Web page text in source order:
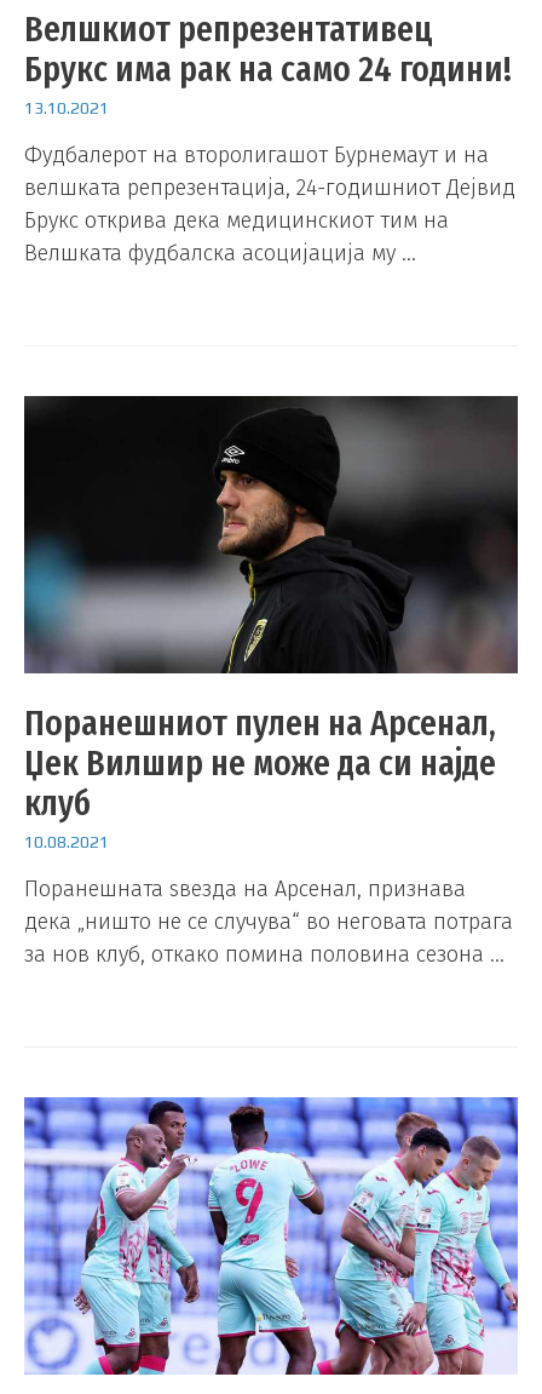
Велшкиот репрезентативец
Брукс има рак на само 24 години!
13.10.2021
Фудбалерот на второлигашот Бурнемаут и на
велшката репрезентација, 24-годишниот Дејвид
Брукс открива дека медицинскиот тим на
Велшката фудбалска асоцијација му …
Поранешниот пулен на Арсенал,
Џек Вилшир не може да си најде
клуб
10.08.2021
Поранешната ѕвезда на Арсенал, признава
дека „ништо не се случува“ во неговата потрага
за нов клуб, откако помина половина сезона …